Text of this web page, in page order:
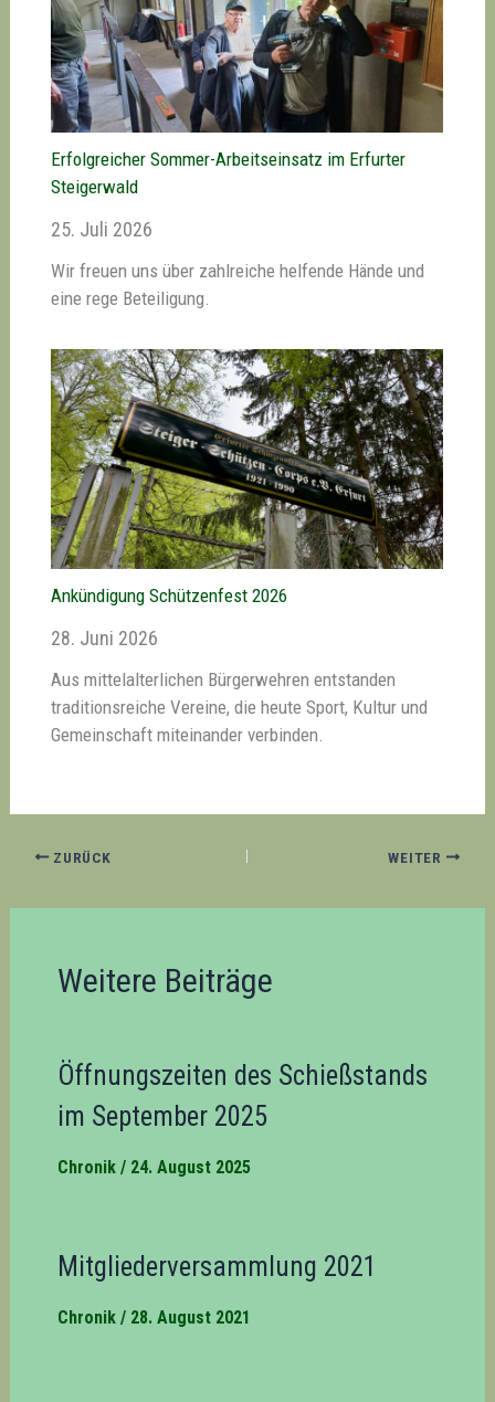
Erfolgreicher Sommer-Arbeitseinsatz im Erfurter
Steigerwald
25. Juli 2026
Wir freuen uns über zahlreiche helfende Hände und
eine rege Beteiligung.
Ankündigung Schützenfest 2026
28. Juni 2026
Aus mittelalterlichen Bürgerwehren entstanden
traditionsreiche Vereine, die heute Sport, Kultur und
Gemeinschaft miteinander verbinden.
ZURÜCK WEITER
Weitere Beiträge
Öffnungszeiten des Schießstands
im September 2025
Chronik/ 24. August 2025
Mitgliederversammlung 2021
Chronik/ 28. August 2021